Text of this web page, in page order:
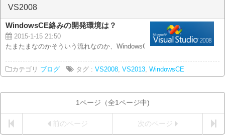
VS2008
WindowsCE絡みの開発環境は？
2015-1-15 21:50
たまたまなのかそういう流れなのか、WindowsCEで動く 面白いデバイス
カテゴリ ブログ タグ : VS2008, VS2013, WindowsCE
1ページ（全1ページ中)
前のページ 次のページ